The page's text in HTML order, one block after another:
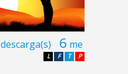
descarga(s) 6 me
P
T
F
L